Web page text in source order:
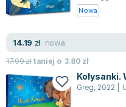
Terry Pratchett
Ajahn Brahm
Lucinda Riley
Jacek Walkiewicz
Nowa
14.19 zł nowa
17.99złtaniej o 3.80 zł
Greg, 2022